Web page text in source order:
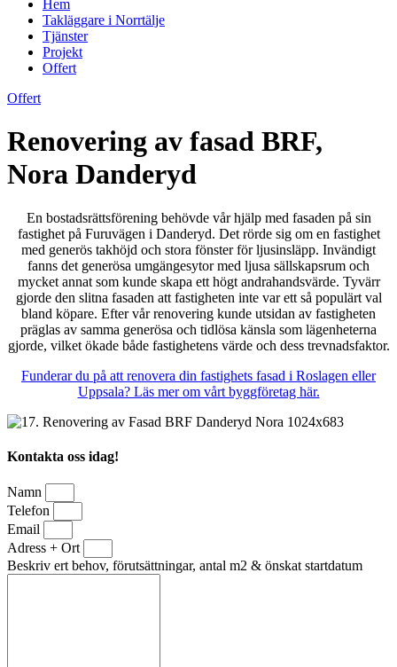
Hem
Takläggare i Norrtälje
Tjänster
Projekt
Offert
Offert
Renovering av fasad BRF,
Nora Danderyd
En bostadsrättsförening behövde vår hjälp med fasaden på sin
fastighet på Furuvägen i Danderyd. Det rörde sig om en fastighet
med generös takhöjd och stora fönster för ljusinsläpp. Invändigt
fanns det generösa umgängesytor med ljusa sällskapsrum och
mycket annat som kunde skapa ett högt andrahandsvärde. Tyvärr
gjorde den slitna fasaden att fastigheten inte var ett så populärt val
bland köpare. Efter vår renovering kunde utsidan av fastigheten
präglas av samma generösa och tidlösa känsla som lägenheterna
gjorde, vilket ökade både fastighetens värde och dess trevnadsfaktor.
Funderar du på att renovera din fastighets fasad i Roslagen eller
Uppsala? Läs mer om vårt byggföretag här.
Kontakta oss idag!
Namn
Telefon
Email
Adress + Ort
Beskriv ert behov, förutsättningar, antal m2 & önskat startdatum